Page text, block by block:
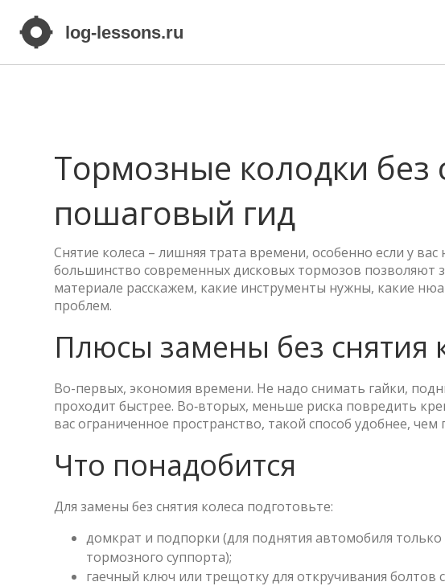
Тормозные колодки без
пошаговый гид
Снятие колеса – лишняя трата времени, особенно если у
большинство современных дисковых тормозов позволяют
материале расскажем, какие инструменты нужны, какие
проблем.
Плюсы замены без снятия
Во-первых, экономия времени. Не надо снимать гайки,
проходит быстрее. Во‑вторых, меньше риска повредить
вас ограниченное пространство, такой способ удобнее,
Что понадобится
Для замены без снятия колеса подготовьте:
домкрат и подпорки (для поднятия автомобиля
тормозного суппорта);
гаечный ключ или трещотку для откручивания болтов